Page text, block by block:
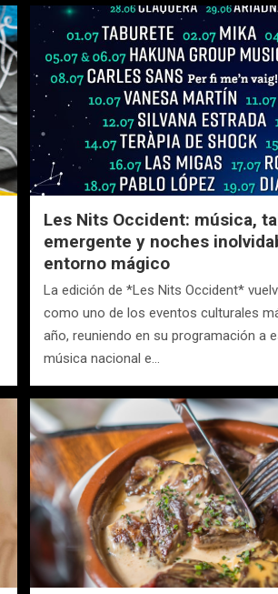
Les Nits Occident: música,
emergente y noches
entorno mágico
La edición de *Les Nits Occident*
como uno de los eventos culturales
año, reuniendo en su programación a
música nacional e…